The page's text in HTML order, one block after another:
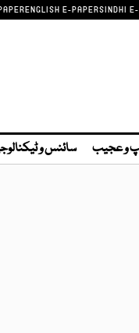
ENGLISH E-PAPERSINDHI
و عجیب سائنس و